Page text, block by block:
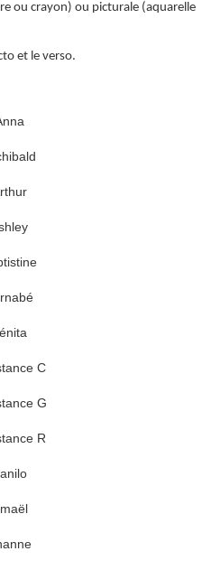
ou crayon) ou picturale (aquarelle
et le verso.
C
G
R